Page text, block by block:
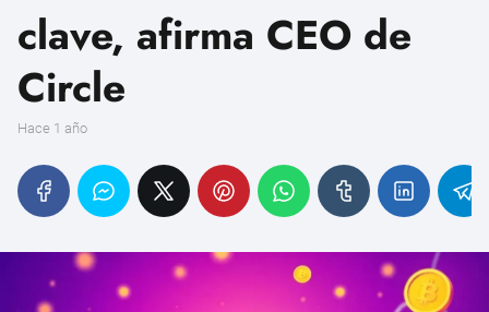
clave, afirma CEO de
Circle
hace 1 año